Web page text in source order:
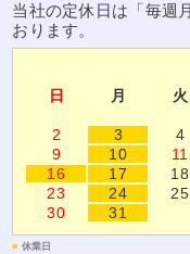
当社の定休日は「毎週
おります。
日
月 火
2
3 4
9
10 11
16
17 18
23
24 25
30
31
■ 休業日